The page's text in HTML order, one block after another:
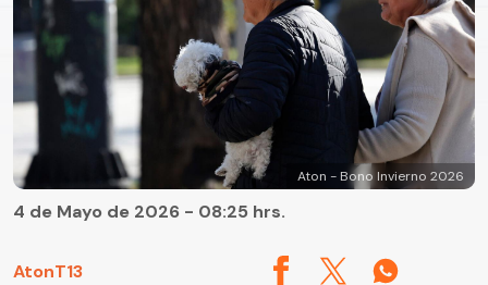
Aton - Bono Invierno 2026
AtonT13
4 de Mayo de 2026 - 08:25 hrs.